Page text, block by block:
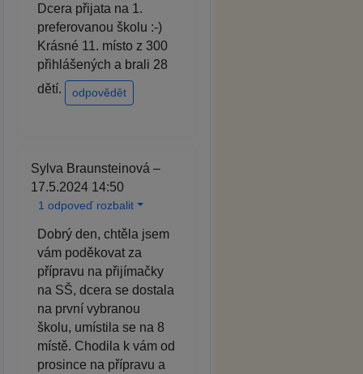
Dcera přijata na 1.
preferovanou školu :-)
Krásné 11. místo z 300
přihlášených a brali 28
dětí.
odpovědět
Sylva Braunsteinová –
17.5.2024 14:50
1 odpoveď rozbalit
Dobrý den, chtěla jsem
vám poděkovat za
přípravu na přijímačky
na SŠ, dcera se dostala
na první vybranou
školu, umístila se na 8
místě. Chodila k vám od
prosince na přípravu a